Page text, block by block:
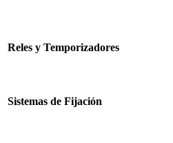
Reles y Temporizadores
Sistemas de Fijación